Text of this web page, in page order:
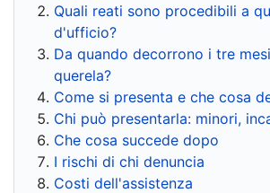
Quali reati sono procedibili a
d'ufficio?
Da quando decorrono i tre
querela?
Come si presenta e che cosa
Chi può presentarla: minori,
Che cosa succede dopo
I rischi di chi denuncia
Costi dell'assistenza